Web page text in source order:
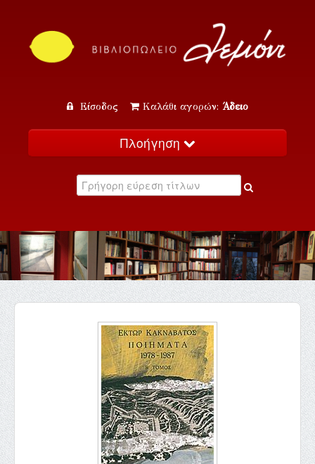
Είσοδος Καλάθι αγορών: Άδειο
Πλοήγηση
Κατάλογος
Εκδηλώσεις
Επικοινωνία